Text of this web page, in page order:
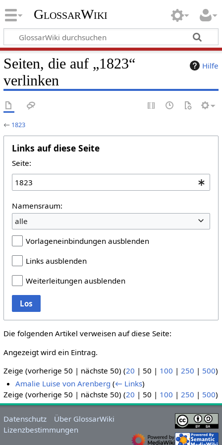
GlossarWiki
Hilfe
Seiten, die auf „1823“
verlinken
← 1823
Links auf diese Seite
Seite:
Namensraum:
alle
Vorlageneinbindungen ausblenden
Links ausblenden
Weiterleitungen ausblenden
Los
Die folgenden Artikel verweisen auf diese Seite:
Angezeigt wird ein Eintrag.
Zeige (vorherige 50 | nächste 50) (20 | 50 | 100 | 250 | 500)
Amalie Luise von Arenberg (← Links)
Zeige (vorherige 50 | nächste 50) (20 | 50 | 100 | 250 | 500)
Datenschutz
Über GlossarWiki
Lizenzbestimmungen